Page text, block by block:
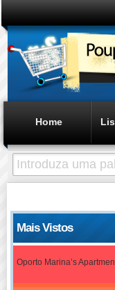
Home
Mais Vistos
Oporto Marina’s